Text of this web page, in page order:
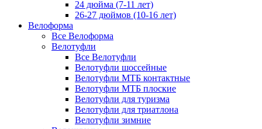
24 дюйма (7-11 лет)
26-27 дюймов (10-16 лет)
Велоформа
Все Велоформа
Велотуфли
Все Велотуфли
Велотуфли шоссейные
Велотуфли МТБ контактные
Велотуфли МТБ плоские
Велотуфли для туризма
Велотуфли для триатлона
Велотуфли зимние